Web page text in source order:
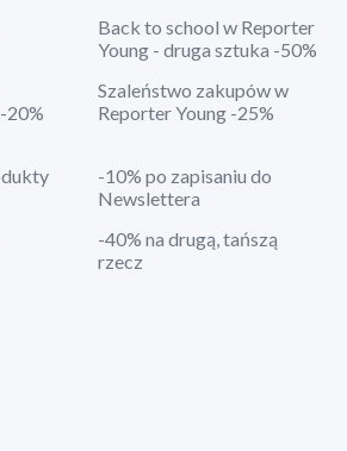
Back to school w Reporter
Young - druga sztuka -50%
20%
Szaleństwo zakupów w
Reporter Young -25%
-10% po zapisaniu do
Newslettera
-40% na drugą, tańszą
rzecz